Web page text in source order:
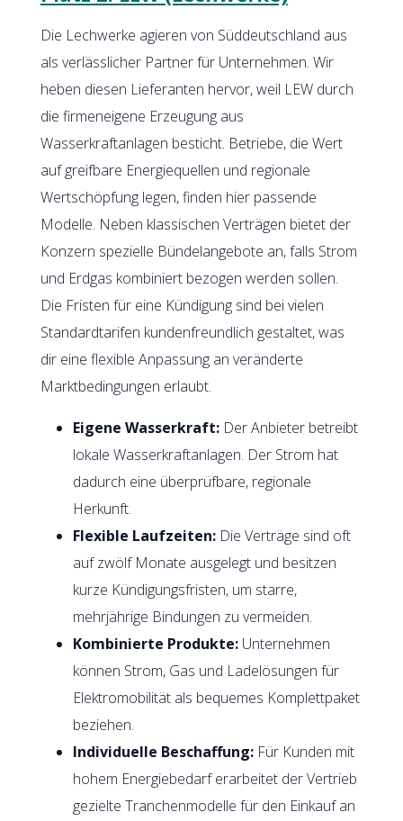
Die Lechwerke agieren von Süddeutschland aus
als verlässlicher Partner für Unternehmen. Wir
heben diesen Lieferanten hervor, weil LEW durch
die firmeneigene Erzeugung aus
Wasserkraftanlagen besticht. Betriebe, die Wert
auf greifbare Energiequellen und regionale
Wertschöpfung legen, finden hier passende
Modelle. Neben klassischen Verträgen bietet der
Konzern spezielle Bündelangebote an, falls Strom
und Erdgas kombiniert bezogen werden sollen.
Die Fristen für eine Kündigung sind bei vielen
Standardtarifen kundenfreundlich gestaltet, was
dir eine flexible Anpassung an veränderte
Marktbedingungen erlaubt.
Eigene Wasserkraft:Der Anbieter betreibt
lokale Wasserkraftanlagen. Der Strom hat
dadurch eine überprüfbare, regionale
Herkunft.
Flexible Laufzeiten:Die Verträge sind oft
auf zwölf Monate ausgelegt und besitzen
kurze Kündigungsfristen, um starre,
mehrjährige Bindungen zu vermeiden.
Kombinierte Produkte:Unternehmen
können Strom, Gas und Ladelösungen für
Elektromobilität als bequemes Komplettpaket
beziehen.
Individuelle Beschaffung:Für Kunden mit
hohem Energiebedarf erarbeitet der Vertrieb
gezielte Tranchenmodelle für den Einkauf an